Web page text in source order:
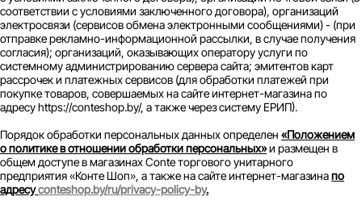
соответствии с условиями заключенного договора), организаций
электросвязи (сервисов обмена электронными сообщениями) - (при
отправке рекламно-информационной рассылки, в случае получения
согласия); организаций, оказывающих оператору услуги по
системному администрированию сервера сайта; эмитентов карт
рассрочек и платежных сервисов (для обработки платежей при
покупке товаров, совершаемых на сайте интернет-магазина по
адресу https://conteshop.by/, а также через систему ЕРИП).
Порядок обработки персональных данных определен «Положением
о политике в отношении обработки персональных»и размещен в
общем доступе в магазинах Conte торгового унитарного
предприятия «Конте Шоп», а также на сайте интернет-магазинапо
адресуconteshop.by/ru/privacy-policy-by.